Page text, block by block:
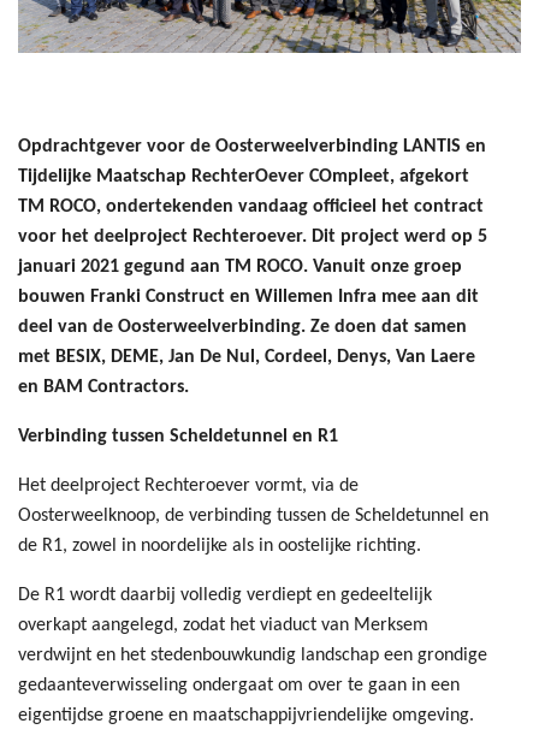
Opdrachtgever voor de Oosterweelverbinding LANTIS en
Tijdelijke Maatschap RechterOever COmpleet, afgekort
TM ROCO, ondertekenden vandaag officieel het contract
voor het deelproject Rechteroever. Dit project werd op 5
januari 2021 gegund aan TM ROCO. Vanuit onze groep
bouwen Franki Construct en Willemen Infra mee aan dit
deel van de Oosterweelverbinding. Ze doen dat samen
met BESIX, DEME, Jan De Nul, Cordeel, Denys, Van Laere
en BAM Contractors.
Verbinding tussen Scheldetunnel en R1
Het deelproject Rechteroever vormt, via de
Oosterweelknoop, de verbinding tussen de Scheldetunnel en
de R1, zowel in noordelijke als in oostelijke richting.
De R1 wordt daarbij volledig verdiept en gedeeltelijk
overkapt aangelegd, zodat het viaduct van Merksem
verdwijnt en het stedenbouwkundig landschap een grondige
gedaanteverwisseling ondergaat om over te gaan in een
eigentijdse groene en maatschappijvriendelijke omgeving.